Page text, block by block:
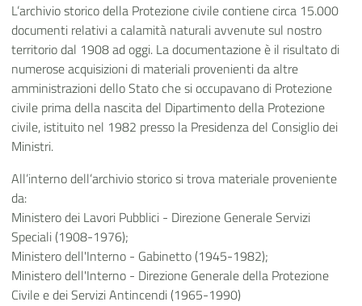
L’archivio storico della Protezione civile contiene circa 15.000
documenti relativi a calamità naturali avvenute sul nostro
territorio dal 1908 ad oggi. La documentazione è il risultato di
numerose acquisizioni di materiali provenienti da altre
amministrazioni dello Stato che si occupavano di Protezione
civile prima della nascita del Dipartimento della Protezione
civile, istituito nel 1982 presso la Presidenza del Consiglio dei
Ministri.
All’interno dell’archivio storico si trova materiale proveniente
da:
Ministero dei Lavori Pubblici - Direzione Generale Servizi
Speciali (1908-1976);
Ministero dell'Interno - Gabinetto (1945-1982);
Ministero dell'Interno - Direzione Generale della Protezione
Civile e dei Servizi Antincendi (1965-1990)